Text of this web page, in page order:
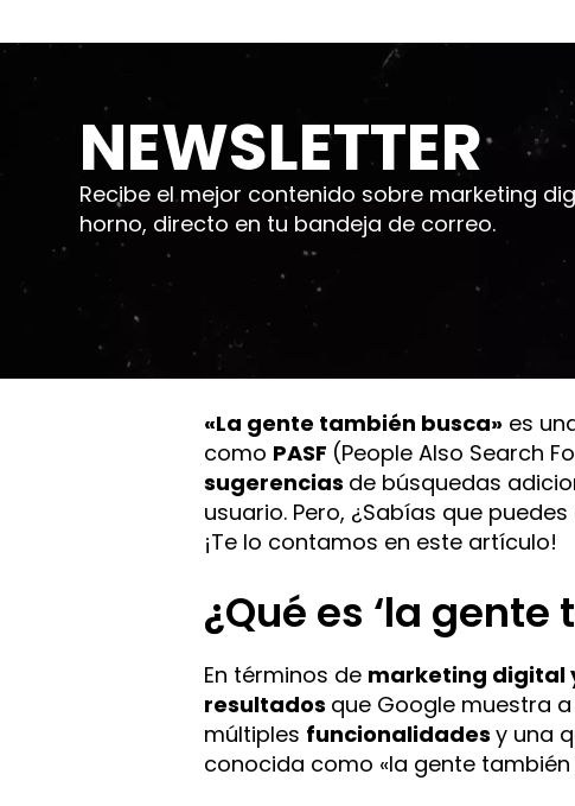
NEWSLETTER
Recibe el mejor contenido sobre marketing
horno, directo en tu bandeja de correo.
«La gente también busca» es
como PASF (People Also Search
sugerencias de búsquedas
usuario. Pero, ¿Sabías que
¡Te lo contamos en este artículo!
¿Qué es ‘la
En términos de marketing digital
resultados que Google muestra
múltiples funcionalidades y una
conocida como «la gente también